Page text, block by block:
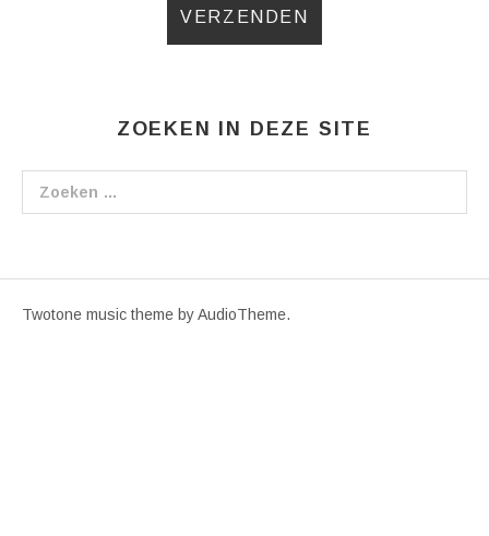
ZOEKEN IN DEZE SITE
Zoeken naar:
Twotone music theme by AudioTheme.